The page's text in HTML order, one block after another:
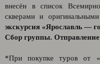
внесён в список
скверами и
экскурсия «Ярославль —
Сбор группы.
*При покупке туров от